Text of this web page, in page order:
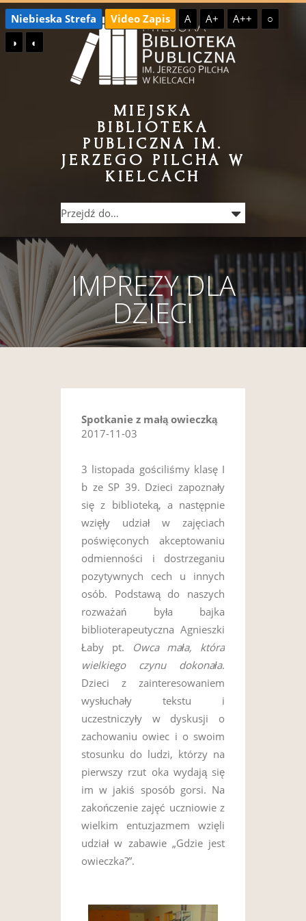
Przejdź
do
treści
Przejdź
do
menu
Niebieska Strefa Video Zapis A A+ A++
○
◑
◐
MIEJSKA
BIBLIOTEKA
PUBLICZNA IM.
JERZEGO PILCHA W
KIELCACH
IMPREZY DLA
DZIECI
Spotkanie z małą owieczką
2017-11-03
3 listopada gościliśmy klasę I
b ze SP 39. Dzieci zapoznały
się z biblioteką, a następnie
wzięły udział w zajęciach
poświęconych akceptowaniu
odmienności i dostrzeganiu
pozytywnych cech u innych
osób. Podstawą do naszych
rozważań była bajka
biblioterapeutyczna Agnieszki
Łaby pt.
Owca mała, która
wielkiego czynu dokonała.
Dzieci z zainteresowaniem
wysłuchały tekstu i
uczestniczyły w dyskusji o
zachowaniu owiec i o swoim
stosunku do ludzi, którzy na
pierwszy rzut oka wydają się
im w jakiś sposób gorsi. Na
zakończenie zajęć uczniowie z
wielkim entuzjazmem wzięli
udział w zabawie „Gdzie jest
owieczka?”.